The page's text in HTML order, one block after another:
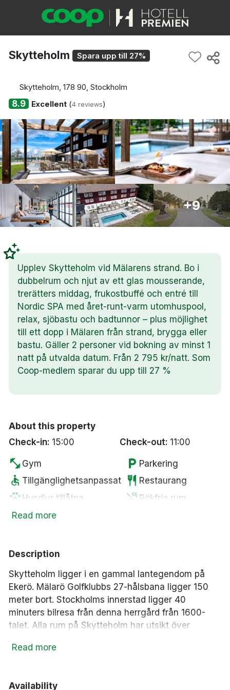
Skytteholm Spara upp till 27%
Skytteholm, 178 90, Stockholm
8.9 Excellent(4 reviews)
+9
Upplev Skytteholm vid Mälarens strand. Bo i
dubbelrum och njut av ett glas mousserande,
trerätters middag, frukostbuffé och entré till
Nordic SPA med året-runt-varm utomhuspool,
relax, sjöbastu och badtunnor – plus möjlighet
till ett dopp i Mälaren från strand, brygga eller
bastu. Gäller 2 personer vid bokning av minst 1
natt på utvalda datum. Från 2 795 kr/natt. Som
Coop-medlem sparar du upp till 27 %
About this property
Check-in: 15:00 Check-out: 11:00
fitness_center Gym local_parking Parkering
accessible Tillgänglighetsanpassat restaurant Restaurang
pets Husdjur tillåtna smoke_free Rökfria rum
local_barBar
spaSpa
Read more
Description
Skytteholm ligger i en gammal lantegendom på
Ekerö. Mälarö Golfklubbs 27-hålsbana ligger 150
meter bort. Stockholms innerstad ligger 40
minuters bilresa från denna herrgård från 1600-
talet. Alla rum på Skytteholm har utsikt över
skrivbord. På hotellet erbjuds en daglig frukostbuffé
Read more
Availability